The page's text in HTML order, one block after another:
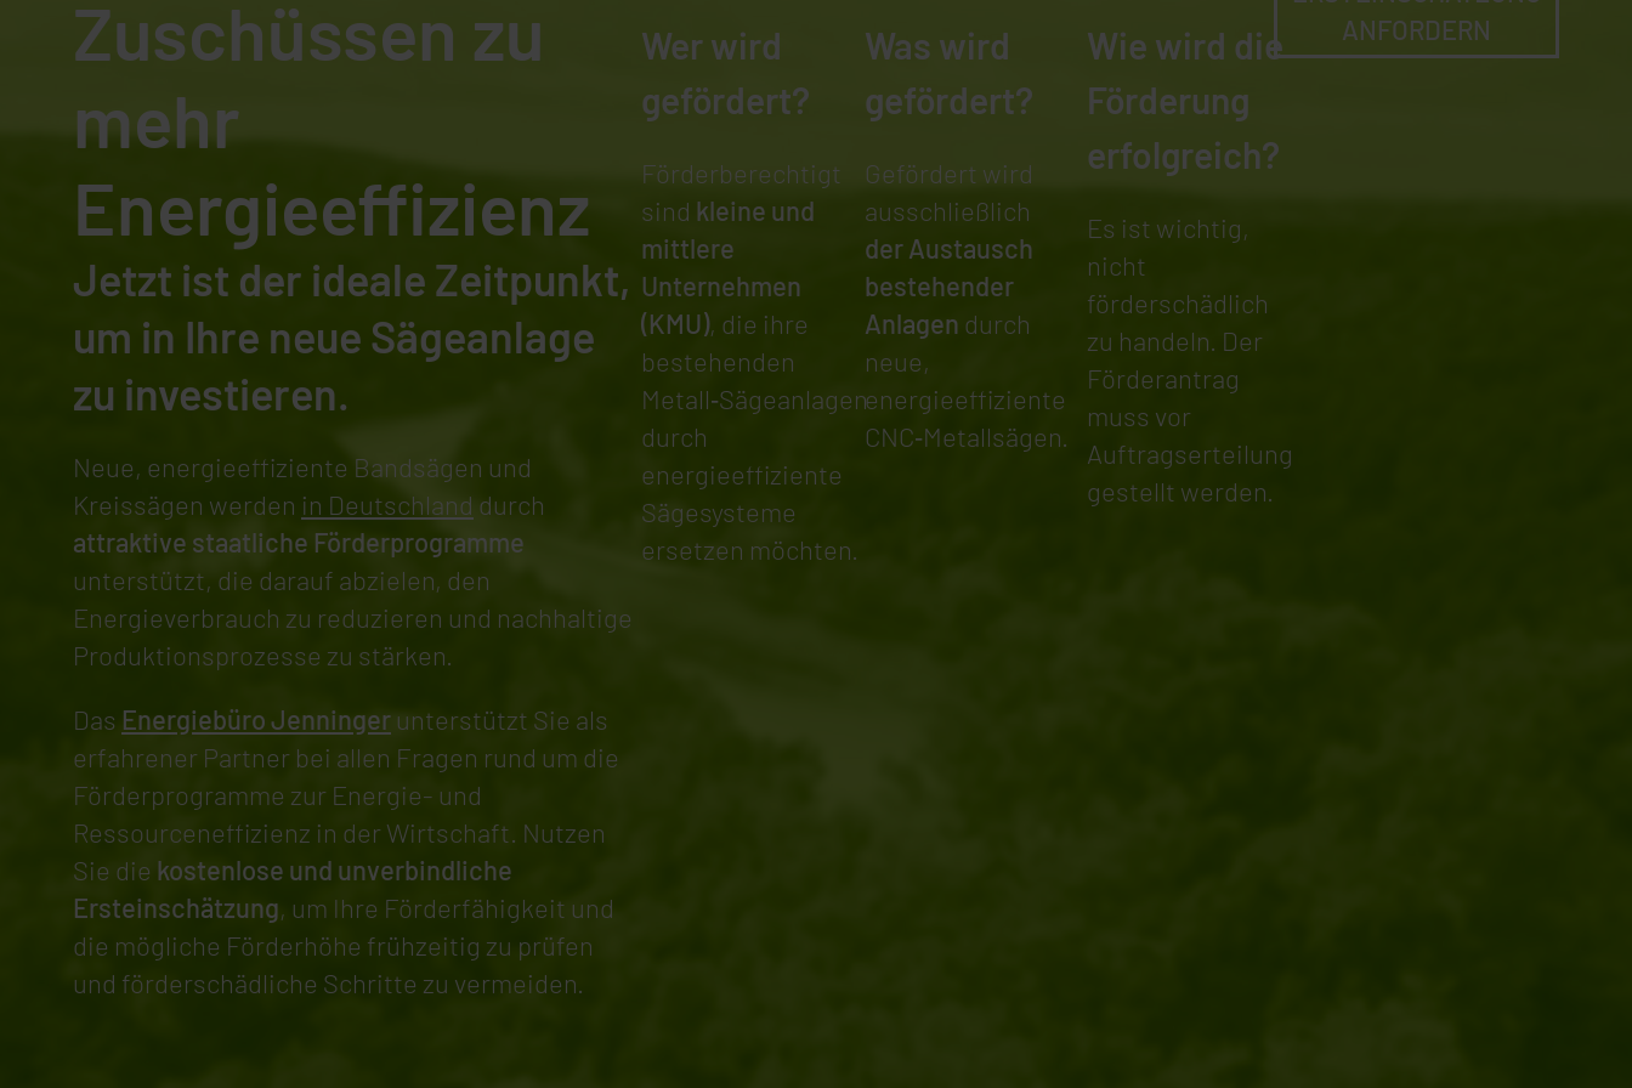
Zuschüssen zu
mehr
Energieeffizienz
Jetzt ist der ideale Zeitpunkt,
um in Ihre neue Sägeanlage
zu investieren.
Neue, energieeffiziente Bandsägen und
Kreissägen werden in Deutschland durch
attraktive staatliche Förderprogramme
unterstützt, die darauf abzielen, den
Energieverbrauch zu reduzieren und nachhaltige
Produktionsprozesse zu stärken.
Das Energiebüro Jenningerunterstützt Sie als
erfahrener Partner bei allen Fragen rund um die
Förderprogramme zur Energie- und
Ressourceneffizienz in der Wirtschaft. Nutzen
Sie die kostenlose und unverbindliche
Ersteinschätzung, um Ihre Förderfähigkeit und
die mögliche Förderhöhe frühzeitig zu prüfen
und förderschädliche Schritte zu vermeiden.
Wer wird
gefördert?
Förderberechtigt
sind kleine und
mittlere
Unternehmen
(KMU), die ihre
bestehenden
Metall‑Sägeanlagen
durch
energieeffiziente
Sägesysteme
ersetzen möchten.
Was wird
gefördert?
Gefördert wird
ausschließlich
der Austausch
bestehender
Anlagen durch
neue,
energieeffiziente
CNC‑Metallsägen.
Wie wird die
Förderung
erfolgreich?
Es ist wichtig,
nicht
förderschädlich
zu handeln. Der
Förderantrag
muss vor
Auftragserteilung
gestellt werden.
ANFORDERN